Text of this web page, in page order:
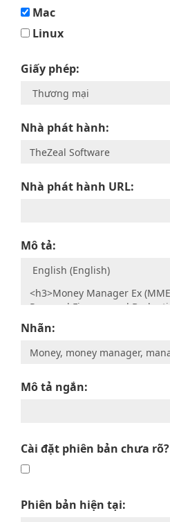
Mac
Linux
Giấy phép:
Nhà phát hành:
Nhà phát hành URL:
Mô tả:
Nhãn:
Mô tả ngắn:
Cài đặt phiên bản chưa rõ?
Phiên bản hiện tại: